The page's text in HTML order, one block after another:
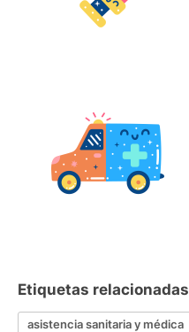
Etiquetas relacionadas
asistencia sanitaria y médica